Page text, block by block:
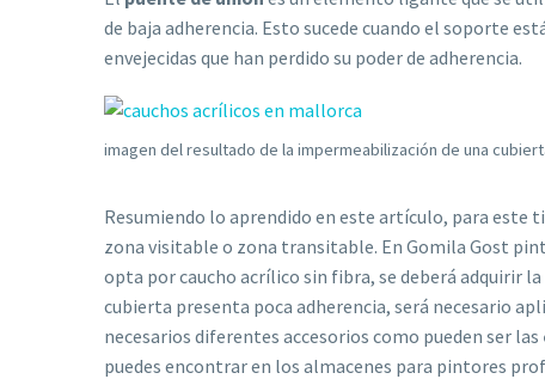
de baja adherencia. Esto sucede cuando el soporte
envejecidas que han perdido su poder de adherencia.
imagen del resultado de la impermeabilización de una
Resumiendo lo aprendido en este artículo, para este
zona visitable o zona transitable. En Gomila Gost
opta por caucho acrílico sin fibra, se deberá adquirir la
cubierta presenta poca adherencia, será necesario
necesarios diferentes accesorios como pueden ser las
puedes encontrar en los almacenes para pintores